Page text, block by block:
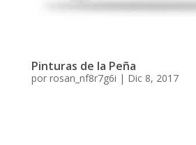
Pinturas de la Peña
por rosan_nf8r7g6i | Dic 8, 2017